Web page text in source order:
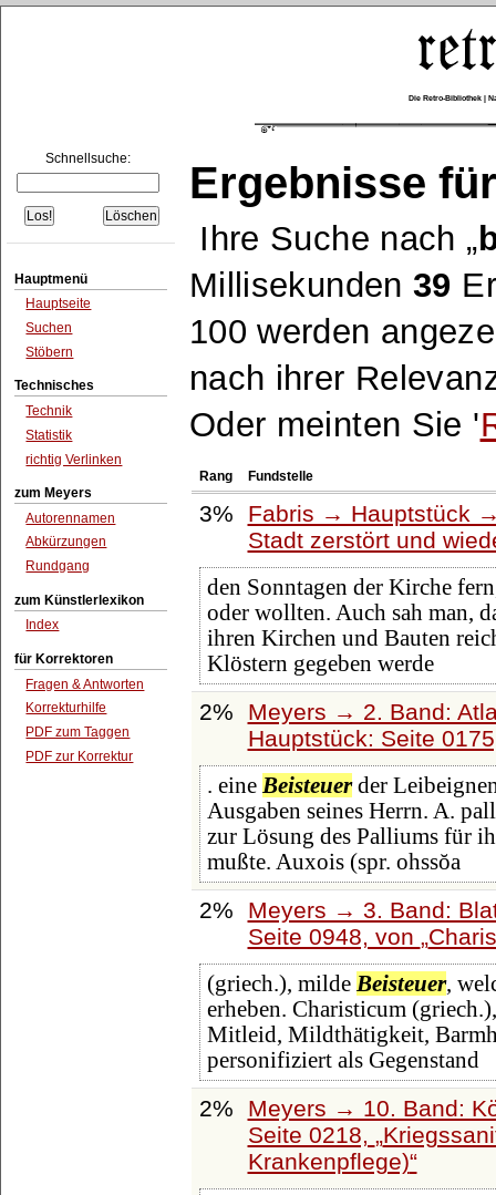
Die Retro-Bibliothek |
Schnellsuche:
Hauptmenü
Hauptseite
Suchen
Stöbern
Technisches
Technik
Statistik
richtig Verlinken
zum Meyers
Autorennamen
Abkürzungen
Rundgang
zum Künstlerlexikon
Index
für Korrektoren
Fragen & Antworten
Korrekturhilfe
PDF zum Taggen
PDF zur Korrektur
Ergebnisse
Ihre Suche nach
Millisekunden39
100 werden
nach ihrer
Oder meinten Sie '
Rang Fundstelle
3%
Fabris → Hauptstück
Stadt zerstört und
den Sonntagen der Kirche
oder wollten. Auch sah man,
ihren Kirchen und Bauten
Klöstern gegeben werde
2%
Meyers → 2. Band:
Hauptstück: Seite
. eine Beisteuerder
Ausgaben seines Herrn. A.
zur Lösung des Palliums für
mußte. Auxois (spr. ohssŏa
2%
Meyers → 3. Band:
Seite 0948, von Charis
(griech.), milde Beisteuer,
erheben. Charisticum
Mitleid, Mildthätigkeit,
personifiziert als Gegenstand
2%
Meyers → 10. Band:
Seite 0218,
Krankenpflege)